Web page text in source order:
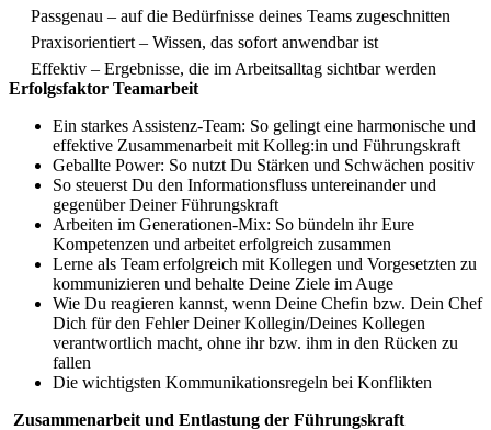
Passgenau – auf die Bedürfnisse deines Teams zugeschnitten
Praxisorientiert – Wissen, das sofort anwendbar ist
Effektiv – Ergebnisse, die im Arbeitsalltag sichtbar werden
Erfolgsfaktor Teamarbeit
Ein starkes Assistenz-Team: So gelingt eine harmonische und
effektive Zusammenarbeit mit Kolleg:in und Führungskraft
Geballte Power: So nutzt Du Stärken und Schwächen positiv
So steuerst Du den Informationsfluss untereinander und
gegenüber Deiner Führungskraft
Arbeiten im Generationen-Mix: So bündeln ihr Eure
Kompetenzen und arbeitet erfolgreich zusammen
Lerne als Team erfolgreich mit Kollegen und Vorgesetzten zu
kommunizieren und behalte Deine Ziele im Auge
Wie Du reagieren kannst, wenn Deine Chefin bzw. Dein Chef
Dich für den Fehler Deiner Kollegin/Deines Kollegen
verantwortlich macht, ohne ihr bzw. ihm in den Rücken zu
fallen
Die wichtigsten Kommunikationsregeln bei Konflikten
Zusammenarbeit und Entlastung der Führungskraft